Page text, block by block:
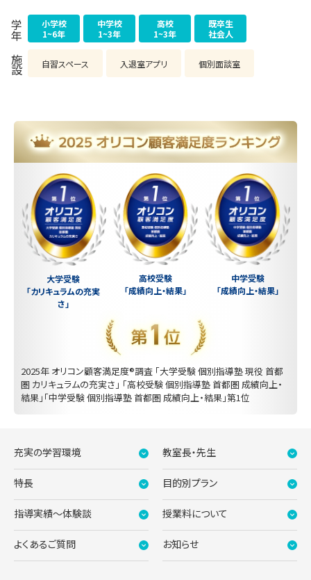
学年
小学校
1~6年
中学校
1~3年
高校
1~3年
既卒生
社会人
施設 自習スペース 入退室アプリ 個別面談室
大学受験
「カリキュラムの充実
さ」
高校受験
「成績向上・結果」
中学受験
「成績向上・結果」
2025年 オリコン顧客満足度®調査 「大学受験 個別指導塾 現役 首都
圏 カリキュラムの充実さ」 「高校受験 個別指導塾 首都圏 成績向上・
結果」「中学受験 個別指導塾 首都圏 成績向上・結果」第1位
充実の学習環境 教室長・先生
特長 目的別プラン
指導実績〜体験談 授業料について
よくあるご質問 お知らせ